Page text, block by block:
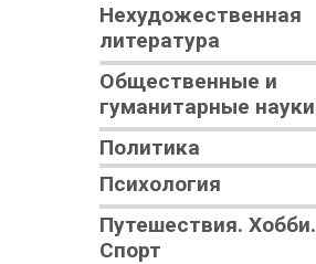
Нехудожественная
литература
Общественные и
гуманитарные науки
Политика
Психология
Путешествия. Хобби.
Спорт